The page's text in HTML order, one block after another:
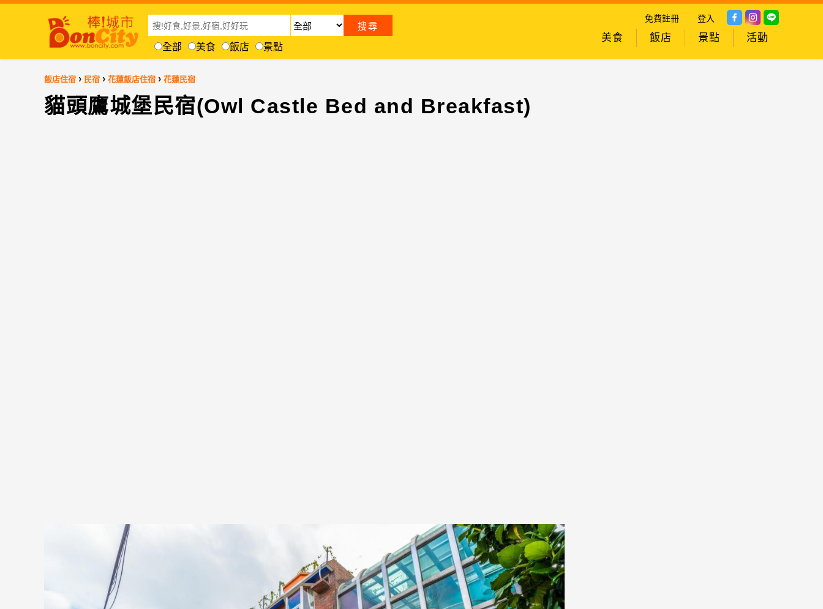
全部 美食 飯店 景點
免費註冊 登入
美食 飯店 景點 活動
飯店住宿 › 民宿 › 花蓮飯店住宿 › 花蓮民宿
貓頭鷹城堡民宿(Owl Castle Bed and Breakfast)